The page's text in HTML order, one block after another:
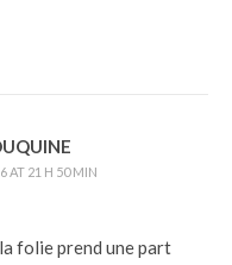
AT 21 H 50 MIN
folie prend une part